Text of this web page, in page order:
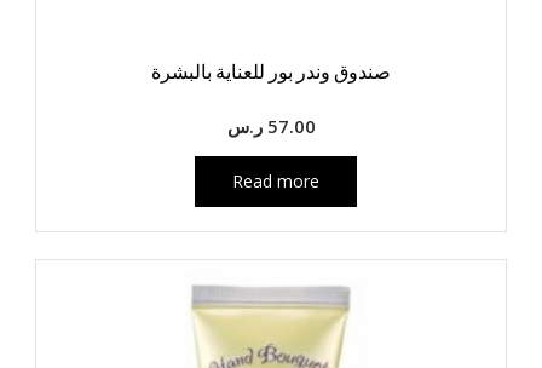
صندوق وندر بور للعناية بالبشرة
57.00 ر.س
Read more